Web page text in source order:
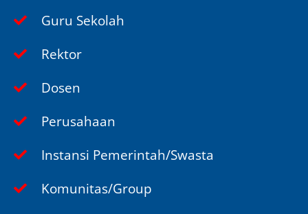
Guru Sekolah
Rektor
Dosen
Perusahaan
Instansi Pemerintah/Swasta
Komunitas/Group